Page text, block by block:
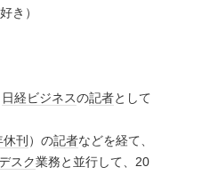
き）
日経ビジネスの記者として
休刊 ）の記者などを経て、
スク業務と並行して、20